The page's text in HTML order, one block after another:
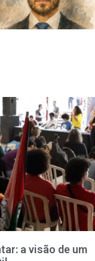
a visão de um